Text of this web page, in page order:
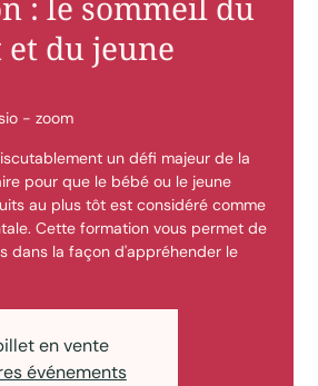
du jeune
- zoom
un défi majeur de la
pour que le bébé ou le jeune
au plus tôt est considéré comme
Cette formation vous permet de
dans la façon d'appréhender le
en vente
événements